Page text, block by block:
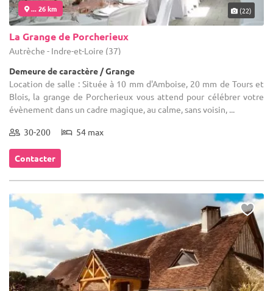
... 26 km (22)
La Grange de Porcherieux
Autrèche - Indre-et-Loire (37)
Demeure de caractère / Grange
Location de salle : Située à 10 mm d'Amboise, 20 mm de Tours et
Blois, la grange de Porcherieux vous attend pour célébrer votre
évènement dans un cadre magique, au calme, sans voisin, ...
30-200 54 max
Contacter